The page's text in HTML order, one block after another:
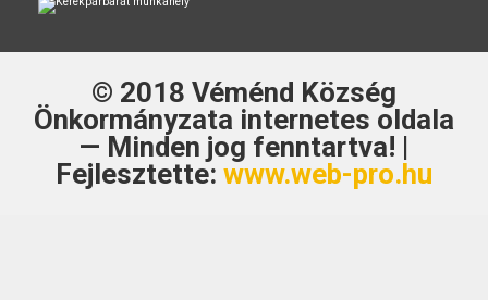
© 2018 Véménd Község
Önkormányzata internetes oldala
— Minden jog fenntartva! |
Fejlesztette: www.web-pro.hu